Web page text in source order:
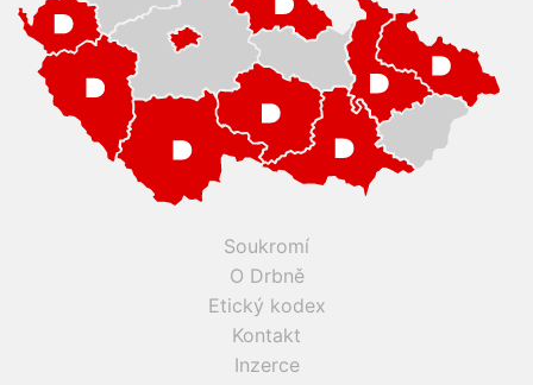
Soukromí
O Drbně
Etický kodex
Kontakt
Inzerce